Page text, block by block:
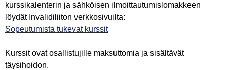
kurssikalenterin ja sähköisen ilmoittautumislomakkeen
löydät Invalidiliiton verkkosivuilta:
Sopeutumista tukevat kurssit
Kurssit ovat osallistujille maksuttomia ja sisältävät
täysihoidon.